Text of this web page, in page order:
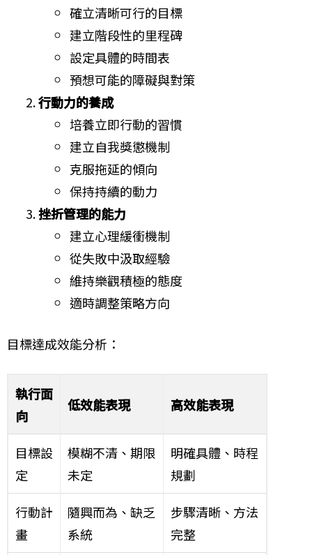
確立清晰可行的目標
建立階段性的里程碑
設定具體的時間表
預想可能的障礙與對策
行動力的養成
培養立即行動的習慣
建立自我獎懲機制
克服拖延的傾向
保持持續的動力
挫折管理的能力
建立心理緩衝機制
從失敗中汲取經驗
維持樂觀積極的態度
適時調整策略方向
目標達成效能分析：
執行面
向
低效能表現 高效能表現
目標設
定
模糊不清、期限
未定
明確具體、時程
規劃
行動計
畫
隨興而為、缺乏
系統
步驟清晰、方法
完整